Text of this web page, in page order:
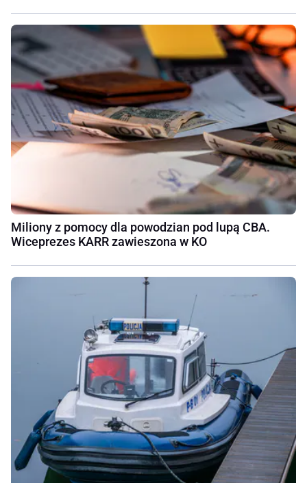
Miliony z pomocy dla powodzian pod lupą CBA.
Wiceprezes KARR zawieszona w KO